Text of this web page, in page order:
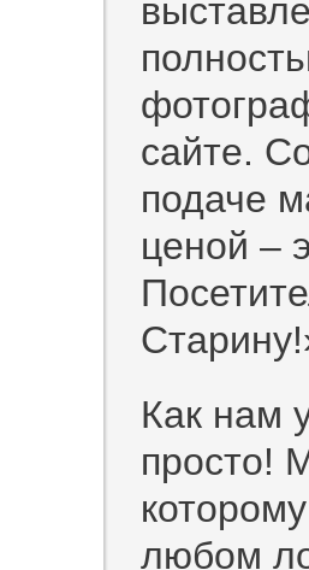
сайте.
подаче
ценой –
Как нам
просто!
любом